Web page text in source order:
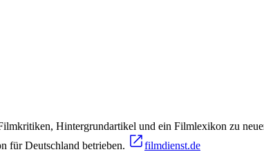
Hintergrundartikel und ein Filmlexikon zu
für Deutschland betrieben.
filmdienst.de